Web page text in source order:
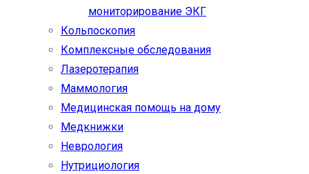
мониторирование ЭКГ
Кольпоскопия
Комплексные обследования
Лазеротерапия
Маммология
Медицинская помощь на дому
Медкнижки
Неврология
Нутрициология